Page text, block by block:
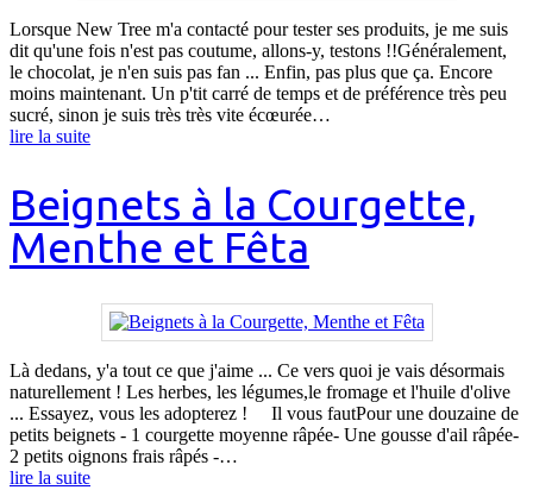
Lorsque New Tree m'a contacté pour tester ses produits, je me suis
dit qu'une fois n'est pas coutume, allons-y, testons !!Généralement,
le chocolat, je n'en suis pas fan ... Enfin, pas plus que ça. Encore
moins maintenant. Un p'tit carré de temps et de préférence très peu
sucré, sinon je suis très très vite écœurée…
lire la suite
Beignets à la Courgette,
Menthe et Fêta
Là dedans, y'a tout ce que j'aime ... Ce vers quoi je vais désormais
naturellement ! Les herbes, les légumes,le fromage et l'huile d'olive
... Essayez, vous les adopterez ! Il vous fautPour une douzaine de
petits beignets - 1 courgette moyenne râpée- Une gousse d'ail râpée-
2 petits oignons frais râpés -…
lire la suite